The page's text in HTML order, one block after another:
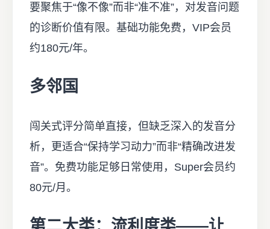
要聚焦于“像不像”而非“准不准”，对发音问题
的诊断价值有限。基础功能免费，VIP会员
约180元/年。
多邻国
闯关式评分简单直接，但缺乏深入的发音分
析，更适合“保持学习动力”而非“精确改进发
音”。免费功能足够日常使用，Super会员约
80元/月。